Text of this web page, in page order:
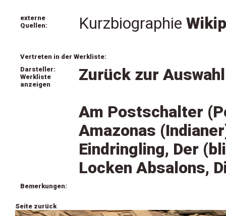
externe
Quellen:
Kurzbiographie
Vertreten in der Werkliste:
Darsteller:
Werkliste
anzeigen
Zurück zur
Am Postschalter
Amazonas
Eindringling, Der
Locken Absalons,
Bemerkungen:
Seite zurück